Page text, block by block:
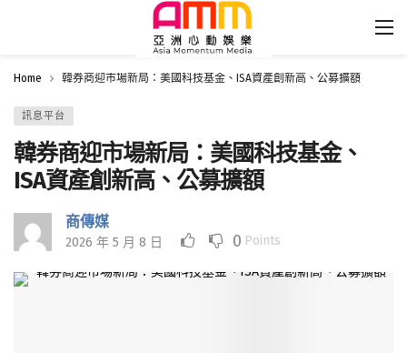
Home 韓券商迎市場新局：美國科技基金、ISA資產創新高、公募擴額
訊息平台
韓券商迎市場新局：美國科技基金、
ISA資產創新高、公募擴額
商傳媒
2026 年 5 月 8 日 0 Points